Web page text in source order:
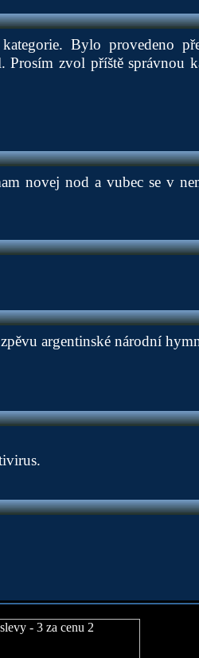
Bylo provedeno
zvol příště správnou
novej nod a vubec se v
argentinské národní